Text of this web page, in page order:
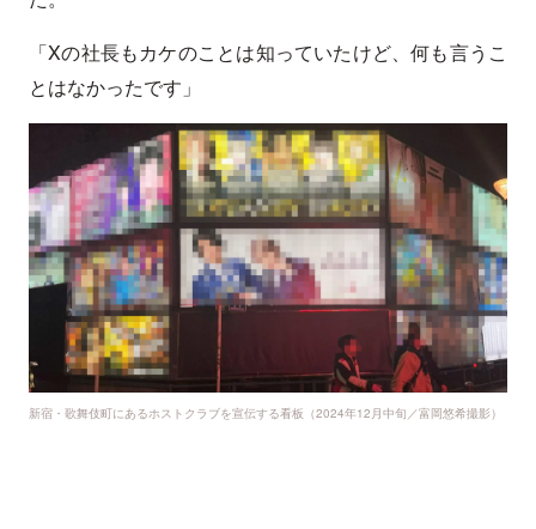
「Xの社長もカケのことは知っていたけど、何も言うこ
とはなかったです」
新宿・歌舞伎町にあるホストクラブを宣伝する看板（2024年12月中旬／富岡悠希撮影）